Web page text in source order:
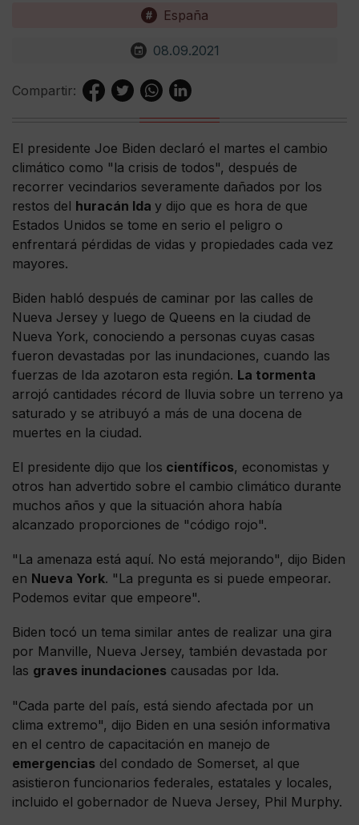
España
08.09.2021
Compartir:
El presidente Joe Biden declaró el martes el cambio
climático como "la crisis de todos", después de
recorrer vecindarios severamente dañados por los
restos del huracán Ida y dijo que es hora de que
Estados Unidos se tome en serio el peligro o
enfrentará pérdidas de vidas y propiedades cada vez
mayores.
Biden habló después de caminar por las calles de
Nueva Jersey y luego de Queens en la ciudad de
Nueva York, conociendo a personas cuyas casas
fueron devastadas por las inundaciones, cuando las
fuerzas de Ida azotaron esta región. La tormenta
arrojó cantidades récord de lluvia sobre un terreno ya
saturado y se atribuyó a más de una docena de
muertes en la ciudad.
El presidente dijo que los científicos, economistas y
otros han advertido sobre el cambio climático durante
muchos años y que la situación ahora había
alcanzado proporciones de "código rojo".
"La amenaza está aquí. No está mejorando", dijo Biden
en Nueva York. "La pregunta es si puede empeorar.
Podemos evitar que empeore".
Biden tocó un tema similar antes de realizar una gira
por Manville, Nueva Jersey, también devastada por
las graves inundaciones causadas por Ida.
"Cada parte del país, está siendo afectada por un
clima extremo", dijo Biden en una sesión informativa
en el centro de capacitación en manejo de
emergencias del condado de Somerset, al que
asistieron funcionarios federales, estatales y locales,
incluido el gobernador de Nueva Jersey, Phil Murphy.